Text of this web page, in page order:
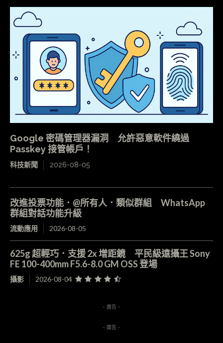
Google 密碼管理器漏洞 允許惡意軟件繞過
Passkey 接管帳戶！
科技新聞 2026-08-05
改進投票功能．@所有人．類似群組 WhatsApp
群組對話功能升級
流動應用 2026-08-05
625g 超輕巧．支援 2x 增距鏡 平民級遠攝王 Sony
FE 100-400mm F5.6-8.0 GM OSS 登場
攝影 2026-08-04
- 廣告 -
- 廣告 -